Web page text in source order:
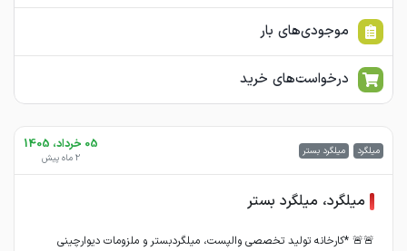
موجودی‌های بار
درخواست‌های خرید
میلگرد میلگرد بستر 05 خرداد، 1405
2 ماه پیش
میلگرد، میلگرد بستر
🚨🚨 *کارخانه تولید تخصصی والپست، میلگردبستر و ملزومات دیوارچینی